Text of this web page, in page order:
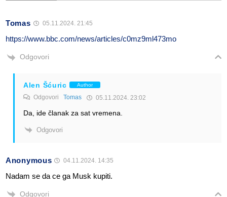
Tomas 05.11.2024. 21:45
https://www.bbc.com/news/articles/c0mz9ml473mo
Odgovori
Alen Šćuric Author
Odgovori Tomas 05.11.2024. 23:02
Da, ide članak za sat vremena.
Odgovori
Anonymous 04.11.2024. 14:35
Nadam se da ce ga Musk kupiti.
Odgovori